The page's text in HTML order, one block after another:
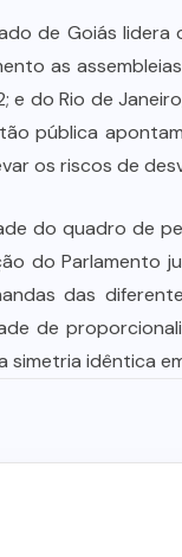
de Goiás
as
do Rio de
pública
os riscos de
do quadro de
do Parlamento
das
de
simetria idêntica